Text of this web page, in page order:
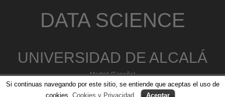
DATA SCIENCE
UNIVERSIDAD DE ALCALÁ
Madrid (España)
Si continuas navegando por este sitio, se entiende que aceptas el uso de
cookies. Cookies y Privacidad Aceptar